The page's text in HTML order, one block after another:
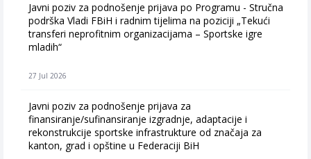
Javni poziv za podnošenje prijava po Programu - Stručna
podrška Vladi FBiH i radnim tijelima na poziciji „Tekući
transferi neprofitnim organizacijama – Sportske igre
mladih“
27 Jul 2026
Javni poziv za podnošenje prijava za
finansiranje/sufinansiranje izgradnje, adaptacije i
rekonstrukcije sportske infrastrukture od značaja za
kanton, grad i opštine u Federaciji BiH